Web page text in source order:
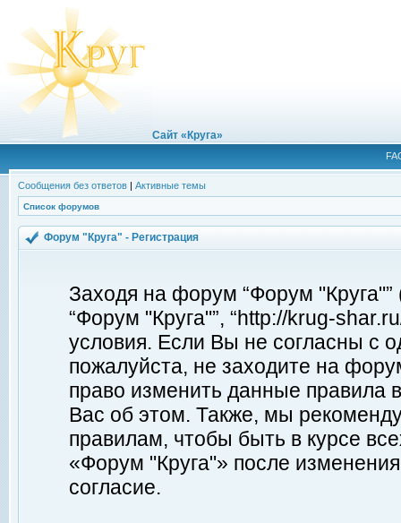
Сайт «Круга»
Сообщения без ответов | Активные темы
Список форумов
Форум "Круга" - Регистрация
Заходя на форум “Форум
“Форум "Круга"”, “http://krug-
условия. Если Вы не согласны с
пожалуйста, не заходите на
право изменить данные правила
Вас об этом. Также, мы
правилам, чтобы быть в курсе
«Форум "Круга"» после
согласие.